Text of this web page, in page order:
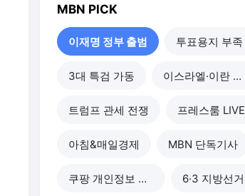
MBN PICK
이재명 정부 출범
3대 특검 가동 이스라엘·이란 전쟁
트럼프 관세 전쟁 프레스룸 LIVE
아침&매일경제 MBN 단독기사
쿠팡 개인정보 유출 6·3 지방선거